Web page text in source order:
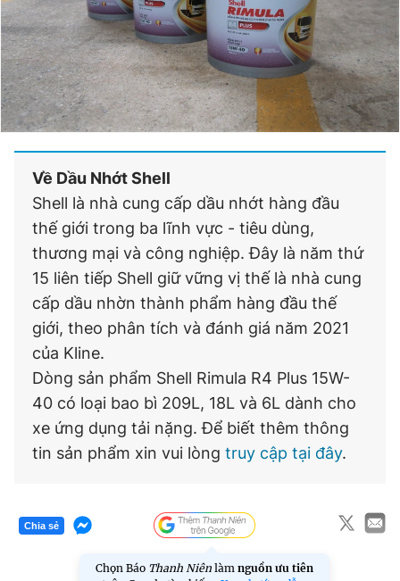
Về Dầu Nhớt Shell
Shell là nhà cung cấp dầu nhớt hàng đầu
thế giới trong ba lĩnh vực - tiêu dùng,
thương mại và công nghiệp. Đây là năm thứ
15 liên tiếp Shell giữ vững vị thế là nhà cung
cấp dầu nhờn thành phẩm hàng đầu thế
giới, theo phân tích và đánh giá năm 2021
của Kline.
Dòng sản phẩm Shell Rimula R4 Plus 15W-
40 có loại bao bì 209L, 18L và 6L dành cho
xe ứng dụng tải nặng. Để biết thêm thông
tin sản phẩm xin vui lòng truy cập tại đây.
Chia sẻ
Chọn Báo Thanh Niên làm nguồn ưu tiên